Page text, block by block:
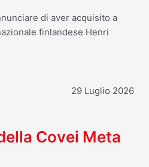
di aver acquisito a
finlandese Henri
29 Luglio 2026
Covei Meta